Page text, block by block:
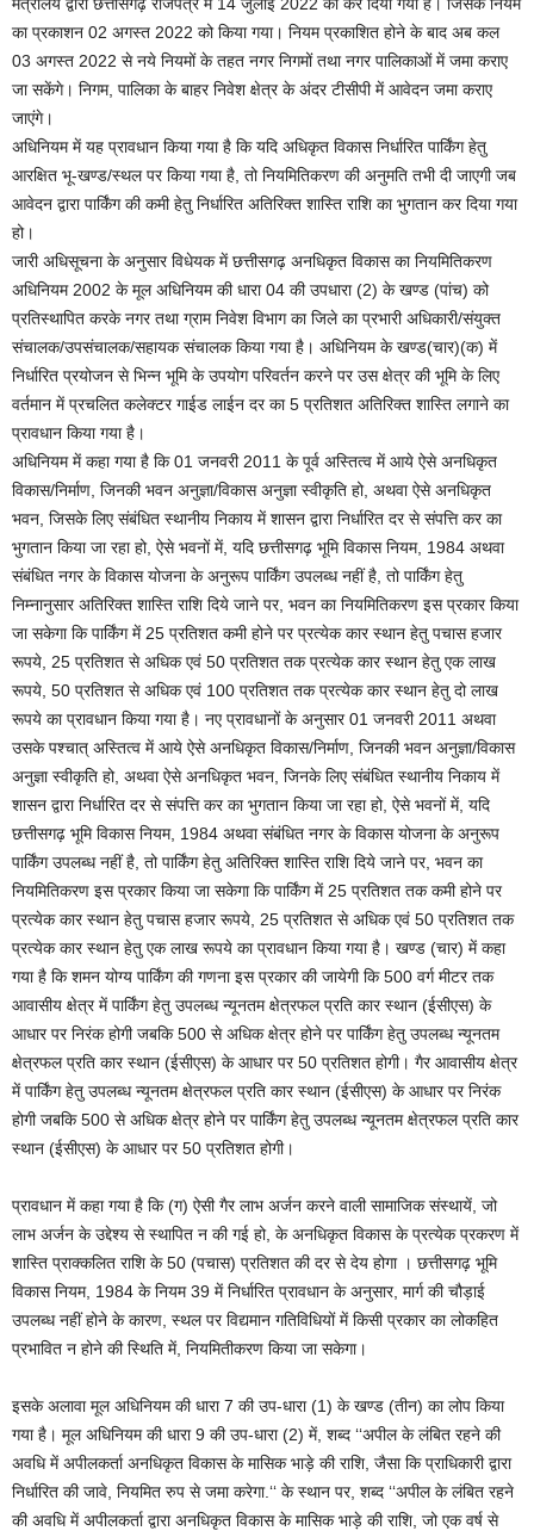
का प्रकाशन 02 अगस्त 2022 को किया गया। नियम प्रकाशित होने के बाद अब कल
03 अगस्त 2022 से नये नियमों के तहत नगर निगमों तथा नगर पालिकाओं में जमा कराए
जा सकेंगे। निगम, पालिका के बाहर निवेश क्षेत्र के अंदर टीसीपी में आवेदन जमा कराए
जाएंगे।
अधिनियम में यह प्रावधान किया गया है कि यदि अधिकृत विकास निर्धारित पार्किंग हेतु
आरक्षित भू-खण्ड/स्थल पर किया गया है, तो नियमितिकरण की अनुमति तभी दी जाएगी जब
आवेदन द्वारा पार्किंग की कमी हेतु निर्धारित अतिरिक्त शास्ति राशि का भुगतान कर दिया गया
हो।
जारी अधिसूचना के अनुसार विधेयक में छत्तीसगढ़ अनधिकृत विकास का नियमितिकरण
अधिनियम 2002 के मूल अधिनियम की धारा 04 की उपधारा (2) के खण्ड (पांच) को
प्रतिस्थापित करके नगर तथा ग्राम निवेश विभाग का जिले का प्रभारी अधिकारी/संयुक्त
संचालक/उपसंचालक/सहायक संचालक किया गया है। अधिनियम के खण्ड(चार)(क) में
निर्धारित प्रयोजन से भिन्न भूमि के उपयोग परिवर्तन करने पर उस क्षेत्र की भूमि के लिए
वर्तमान में प्रचलित कलेक्टर गाईड लाईन दर का 5 प्रतिशत अतिरिक्त शास्ति लगाने का
प्रावधान किया गया है।
अधिनियम में कहा गया है कि 01 जनवरी 2011 के पूर्व अस्तित्व में आये ऐसे अनधिकृत
विकास/निर्माण, जिनकी भवन अनुज्ञा/विकास अनुज्ञा स्वीकृति हो, अथवा ऐसे अनधिकृत
भवन, जिसके लिए संबंधित स्थानीय निकाय में शासन द्वारा निर्धारित दर से संपत्ति कर का
भुगतान किया जा रहा हो, ऐसे भवनों में, यदि छत्तीसगढ़ भूमि विकास नियम, 1984 अथवा
संबंधित नगर के विकास योजना के अनुरूप पार्किंग उपलब्ध नहीं है, तो पार्किंग हेतु
निम्नानुसार अतिरिक्त शास्ति राशि दिये जाने पर, भवन का नियमितिकरण इस प्रकार किया
जा सकेगा कि पार्किंग में 25 प्रतिशत कमी होने पर प्रत्येक कार स्थान हेतु पचास हजार
रूपये, 25 प्रतिशत से अधिक एवं 50 प्रतिशत तक प्रत्येक कार स्थान हेतु एक लाख
रूपये, 50 प्रतिशत से अधिक एवं 100 प्रतिशत तक प्रत्येक कार स्थान हेतु दो लाख
रूपये का प्रावधान किया गया है। नए प्रावधानों के अनुसार 01 जनवरी 2011 अथवा
उसके पश्चात् अस्तित्व में आये ऐसे अनधिकृत विकास/निर्माण, जिनकी भवन अनुज्ञा/विकास
अनुज्ञा स्वीकृति हो, अथवा ऐसे अनधिकृत भवन, जिनके लिए संबंधित स्थानीय निकाय में
शासन द्वारा निर्धारित दर से संपत्ति कर का भुगतान किया जा रहा हो, ऐसे भवनों में, यदि
छत्तीसगढ़ भूमि विकास नियम, 1984 अथवा संबंधित नगर के विकास योजना के अनुरूप
पार्किंग उपलब्ध नहीं है, तो पार्किंग हेतु अतिरिक्त शास्ति राशि दिये जाने पर, भवन का
नियमितिकरण इस प्रकार किया जा सकेगा कि पार्किंग में 25 प्रतिशत तक कमी होने पर
प्रत्येक कार स्थान हेतु पचास हजार रूपये, 25 प्रतिशत से अधिक एवं 50 प्रतिशत तक
प्रत्येक कार स्थान हेतु एक लाख रूपये का प्रावधान किया गया है। खण्ड (चार) में कहा
गया है कि शमन योग्य पार्किंग की गणना इस प्रकार की जायेगी कि 500 वर्ग मीटर तक
आवासीय क्षेत्र में पार्किंग हेतु उपलब्ध न्यूनतम क्षेत्रफल प्रति कार स्थान (ईसीएस) के
आधार पर निरंक होगी जबकि 500 से अधिक क्षेत्र होने पर पार्किंग हेतु उपलब्ध न्यूनतम
क्षेत्रफल प्रति कार स्थान (ईसीएस) के आधार पर 50 प्रतिशत होगी। गैर आवासीय क्षेत्र
में पार्किंग हेतु उपलब्ध न्यूनतम क्षेत्रफल प्रति कार स्थान (ईसीएस) के आधार पर निरंक
होगी जबकि 500 से अधिक क्षेत्र होने पर पार्किंग हेतु उपलब्ध न्यूनतम क्षेत्रफल प्रति कार
स्थान (ईसीएस) के आधार पर 50 प्रतिशत होगी।
प्रावधान में कहा गया है कि (ग) ऐसी गैर लाभ अर्जन करने वाली सामाजिक संस्थायें, जो
लाभ अर्जन के उद्देश्य से स्थापित न की गई हो, के अनधिकृत विकास के प्रत्येक प्रकरण में
शास्ति प्राक्कलित राशि के 50 (पचास) प्रतिशत की दर से देय होगा । छत्तीसगढ़ भूमि
विकास नियम, 1984 के नियम 39 में निर्धारित प्रावधान के अनुसार, मार्ग की चौड़ाई
उपलब्ध नहीं होने के कारण, स्थल पर विद्यमान गतिविधियों में किसी प्रकार का लोकहित
प्रभावित न होने की स्थिति में, नियमितीकरण किया जा सकेगा।
इसके अलावा मूल अधिनियम की धारा 7 की उप-धारा (1) के खण्ड (तीन) का लोप किया
गया है। मूल अधिनियम की धारा 9 की उप-धारा (2) में, शब्द ‘‘अपील के लंबित रहने की
अवधि में अपीलकर्ता अनधिकृत विकास के मासिक भाड़े की राशि, जैसा कि प्राधिकारी द्वारा
निर्धारित की जावे, नियमित रुप से जमा करेगा.‘‘ के स्थान पर, शब्द ‘‘अपील के लंबित रहने
की अवधि में अपीलकर्ता द्वारा अनधिकृत विकास के मासिक भाड़े की राशि, जो एक वर्ष से